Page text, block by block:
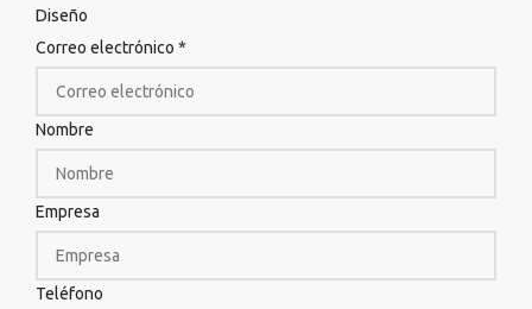
Diseño
Correo electrónico *
Nombre
Empresa
Teléfono